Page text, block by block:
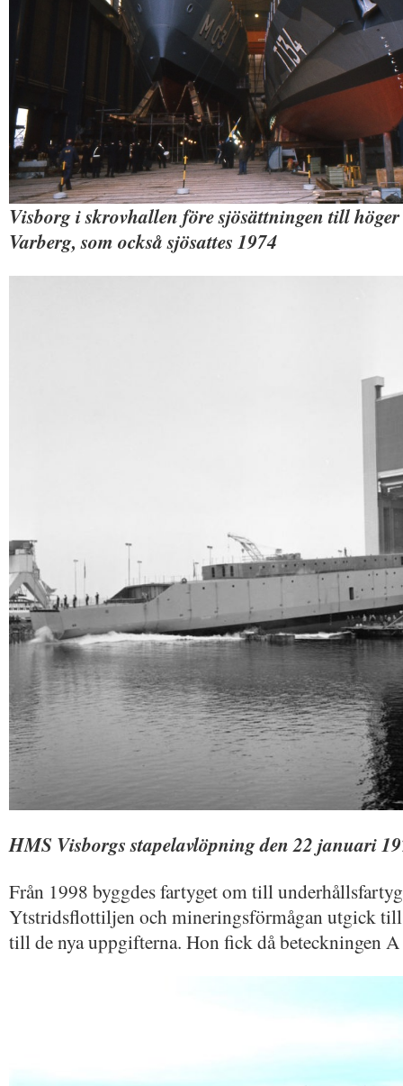
Visborg i skrovhallen före sjösättningen till
Varberg, som också sjösattes 1974
HMS Visborgs stapelavlöpning den 22 januari
Från 1998 byggdes fartyget om till
Ytstridsflottiljen och mineringsförmågan utgick
till de nya uppgifterna. Hon fick då beteckningen